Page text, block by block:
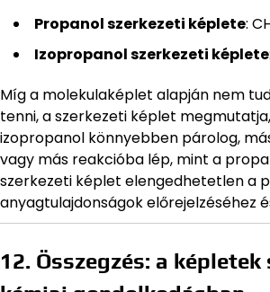
Propanol szerkezeti képlete:
Izopropanol szerkezeti képlete
Míg a molekulaképlet alapján nem
tenni, a szerkezeti képlet
izopropanol könnyebben párolog,
vagy más reakcióba lép, mint a
szerkezeti képlet elengedhetetlen a
anyagtulajdonságok előrejelzéséhez
12. Összegzés: a képletek